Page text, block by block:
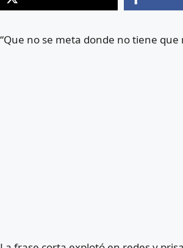
“Que no se meta donde no tiene que